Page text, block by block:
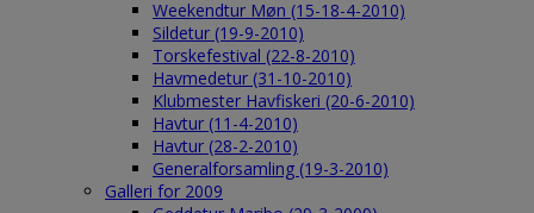
Weekendtur Møn (15-18-4-2010)
Sildetur (19-9-2010)
Torskefestival (22-8-2010)
Havmedetur (31-10-2010)
Klubmester Havfiskeri (20-6-2010)
Havtur (11-4-2010)
Havtur (28-2-2010)
Generalforsamling (19-3-2010)
Galleri for 2009